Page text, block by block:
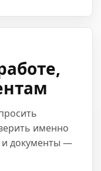
именно
документы —